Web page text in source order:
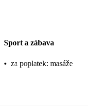
Sport a zábava
• za poplatek: masáže